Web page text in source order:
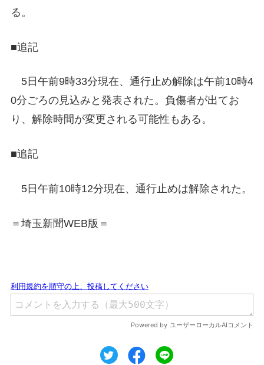
る。
■追記
5日午前9時33分現在、通行止め解除は午前10時4
0分ごろの見込みと発表された。負傷者が出てお
り、解除時間が変更される可能性もある。
■追記
5日午前10時12分現在、通行止めは解除された。
＝埼玉新聞WEB版＝
ツイートシェア